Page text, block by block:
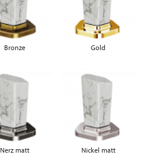
Bronze Gold
Nerz matt Nickel matt